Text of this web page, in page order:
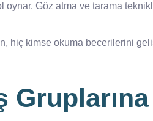
oynar. Göz atma ve tarama
hiç kimse okuma becerilerini